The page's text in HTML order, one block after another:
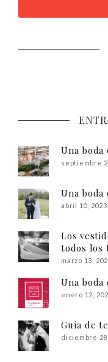
Una boda
septiembre
Una boda
abril 10, 2023
Los
todos los
marzo 13,
Una boda
enero 12,
Guía de
diciembre